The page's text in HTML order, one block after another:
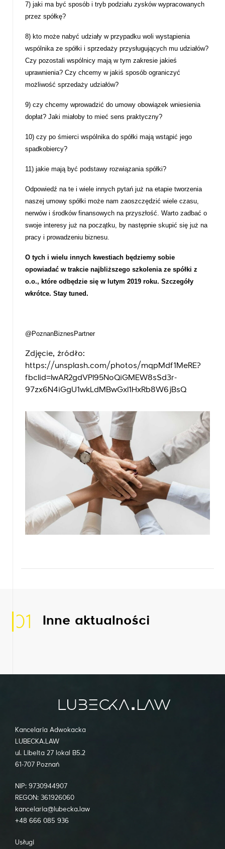
7) jaki ma być sposób i tryb podziału zysków wypracowanych
przez spółkę?
8) kto może nabyć udziały w przypadku woli wystąpienia
wspólnika ze spółki i sprzedaży przysługujących mu udziałów?
Czy pozostali wspólnicy mają w tym zakresie jakieś
uprawnienia? Czy chcemy w jakiś sposób ograniczyć
możliwość sprzedaży udziałów?
9) czy chcemy wprowadzić do umowy obowiązek wniesienia
dopłat? Jaki miałoby to mieć sens praktyczny?
10) czy po śmierci wspólnika do spółki mają wstąpić jego
spadkobiercy?
11) jakie mają być podstawy rozwiązania spółki?
Odpowiedź na te i wiele innych pytań już na etapie tworzenia
naszej umowy spółki może nam zaoszczędzić wiele czasu,
nerwów i środków finansowych na przyszłość. Warto zadbać o
swoje interesy już na początku, by następnie skupić się już na
pracy i prowadzeniu biznesu.
O tych i wielu innych kwestiach będziemy sobie
opowiadać w trakcie najbliższego szkolenia ze spółki z
o.o., które odbędzie się w lutym 2019 roku. Szczegóły
wkrótce. Stay tuned.
@PoznanBiznesPartner
Zdjęcie, źródło:
https://unsplash.com/photos/mqpMdf1MeRE?
fbclid=IwAR2gdVPl95NoQiGMEW8sSd3r-
97zx6N4iGgU1wkLdMBwGxl1HxRb8W6jBsQ
01 Inne aktualności
Kancelaria Adwokacka
LUBECKA.LAW
ul. Libelta 27 lokal B5.2
61-707 Poznań
NIP: 9730944907
REGON: 361926060
kancelaria@lubecka.law
+48 666 085 936
Usługi